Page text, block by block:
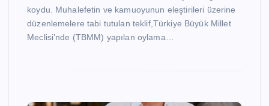
koydu. Muhalefetin ve kamuoyunun eleştirileri üzerine
düzenlemelere tabi tutulan teklif,Türkiye Büyük Millet
Meclisi’nde (TBMM) yapılan oylama…